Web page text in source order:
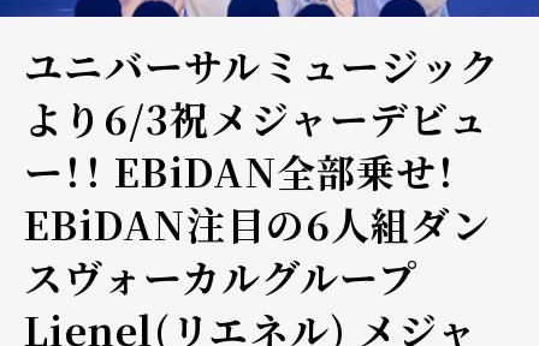
ユニバーサルミュージック
より6/3祝メジャーデビュ
ー！！ EBiDAN全部乗せ！
EBiDAN注目の6人組ダン
スヴォーカルグループ
Lienel(リエネル) メジャ